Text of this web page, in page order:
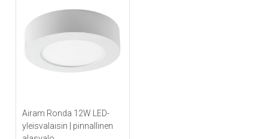
muunnelma.
Voit
tuotteen
sivulla.
Airam Ronda 12W LED-
yleisvalaisin | pinnallinen